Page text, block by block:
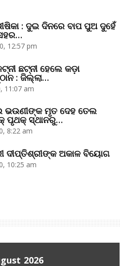
: ଦୁଇ ଦିନରେ ବାପ ପୁଅ ଦୁହେଁ
12:57 pm
ଛଟ୍‌ନୀ ହେଲେ କଡ଼ା
: ଜିଲ୍ଲା…
11:07 am
ଭଉଣୀଙ୍କ ମୃତ ଦେହ ତେଲ
ପୃଥକ୍‌ ସ୍ଥାନରୁ…
8:22 am
ଦୀପ୍ତିଶ୍ରୀଙ୍କ ଅକାଳ ବିୟୋଗ
10:25 am
2026